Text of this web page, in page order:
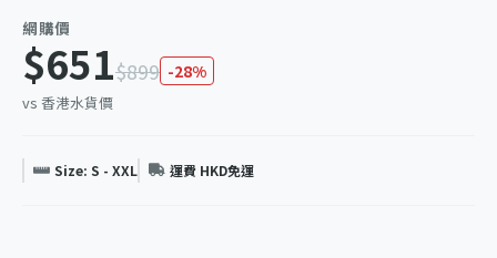
網購價
$651$899 -28%
vs 香港水貨價
Size: S - XXL 運費 HKD免運